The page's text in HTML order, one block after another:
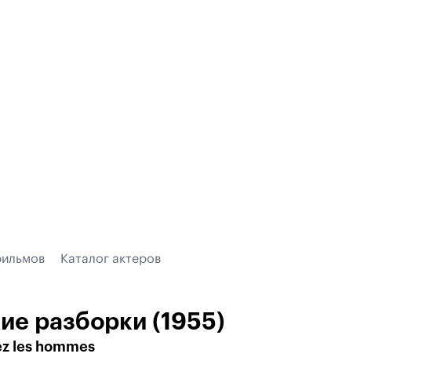
Каталог актеров
разборки (1955)
les hommes